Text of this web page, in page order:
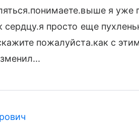
я уже
просто еще
пожалуйста.как с